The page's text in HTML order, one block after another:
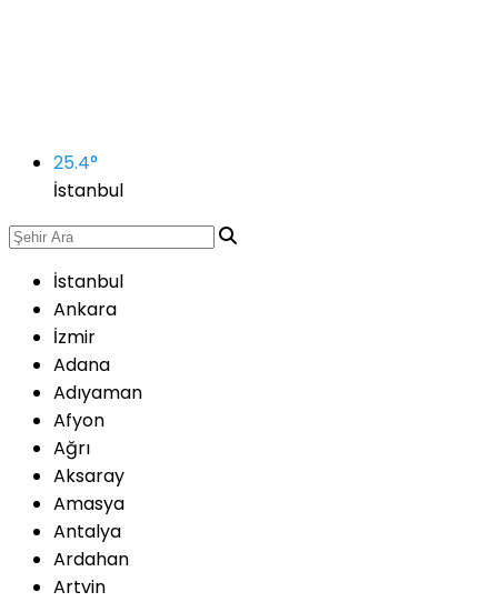
25.4°
İstanbul
İstanbul
Ankara
İzmir
Adana
Adıyaman
Afyon
Ağrı
Aksaray
Amasya
Antalya
Ardahan
Artvin